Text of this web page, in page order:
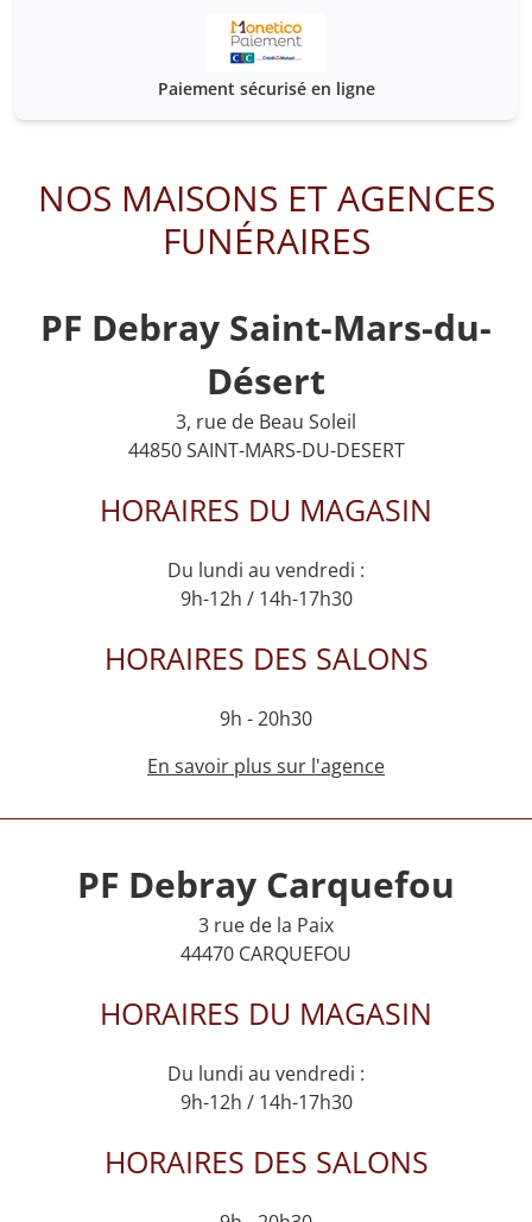
Paiement sécurisé en ligne
NOS MAISONS ET AGENCES
FUNÉRAIRES
PF Debray Saint-Mars-du-
Désert
3, rue de Beau Soleil
44850 SAINT-MARS-DU-DESERT
HORAIRES DU MAGASIN
Du lundi au vendredi :
9h-12h / 14h-17h30
HORAIRES DES SALONS
9h - 20h30
En savoir plus sur l'agence
PF Debray Carquefou
3 rue de la Paix
44470 CARQUEFOU
HORAIRES DU MAGASIN
Du lundi au vendredi :
9h-12h / 14h-17h30
HORAIRES DES SALONS